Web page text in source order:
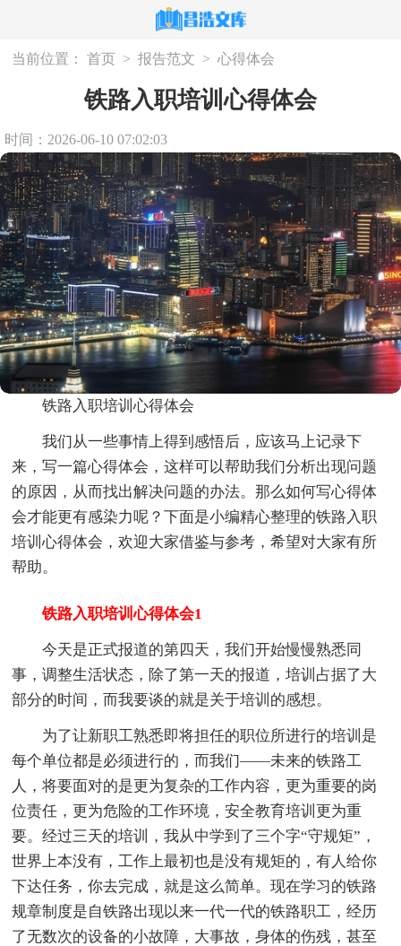
当前位置： 首页 > 报告范文 > 心得体会
铁路入职培训心得体会
时间：2026-06-10 07:02:03
铁路入职培训心得体会
我们从一些事情上得到感悟后，应该马上记录下
来，写一篇心得体会，这样可以帮助我们分析出现问题
的原因，从而找出解决问题的办法。那么如何写心得体
会才能更有感染力呢？下面是小编精心整理的铁路入职
培训心得体会，欢迎大家借鉴与参考，希望对大家有所
帮助。
铁路入职培训心得体会1
今天是正式报道的第四天，我们开始慢慢熟悉同
事，调整生活状态，除了第一天的报道，培训占据了大
部分的时间，而我要谈的就是关于培训的感想。
为了让新职工熟悉即将担任的职位所进行的培训是
每个单位都是必须进行的，而我们——未来的铁路工
人，将要面对的是更为复杂的工作内容，更为重要的岗
位责任，更为危险的工作环境，安全教育培训更为重
要。经过三天的培训，我从中学到了三个字“守规矩”，
世界上本没有，工作上最初也是没有规矩的，有人给你
下达任务，你去完成，就是这么简单。现在学习的铁路
规章制度是自铁路出现以来一代一代的铁路职工，经历
了无数次的设备的小故障，大事故，身体的伤残，甚至